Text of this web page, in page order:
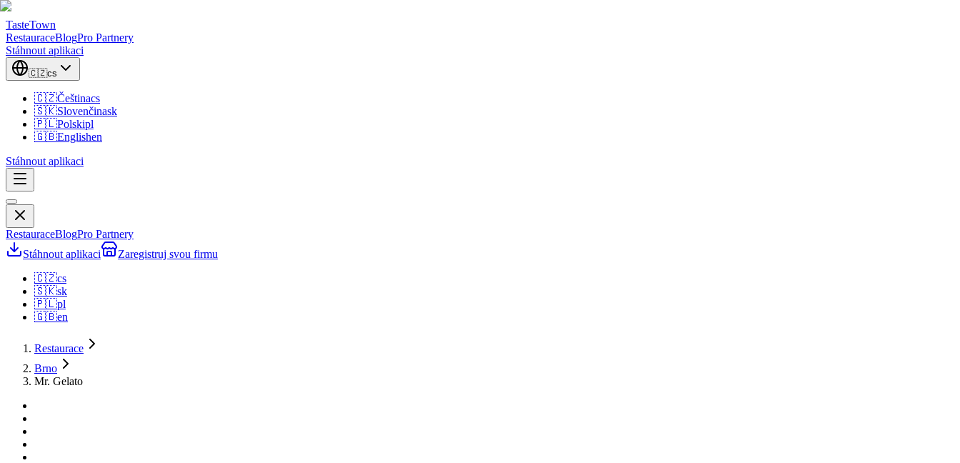
TasteTown
RestauraceBlogPro Partnery
Stáhnout aplikaci
🇨🇿cs
🇨🇿Češtinacs
🇸🇰Slovenčinask
🇵🇱Polskipl
🇬🇧Englishen
Stáhnout aplikaci
RestauraceBlogPro Partnery
Stáhnout aplikaci
Zaregistruj svou firmu
🇨🇿cs
🇸🇰sk
🇵🇱pl
🇬🇧en
Restaurace
Brno
Mr. Gelato